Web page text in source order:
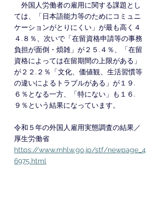
外国人労働者の雇用に関する課題とし
ては、「日本語能力等のためにコミュニ
ケーションがとりにくい」が最も高く４
４.８％、次いで「在留資格申請等の事務
負担が面倒・煩雑」が２５.４％、「在留
資格によっては在留期間の上限がある」
が２２.２％「文化、価値観、生活習慣等
の違いによるトラブルがある」が１９.
６％となる一方、「特にない」も１６.
９％という結果になっています。
令和５年の外国人雇用実態調査の結果／
厚生労働省
https://www.mhlw.go.jp/stf/newpage_4
6975.html